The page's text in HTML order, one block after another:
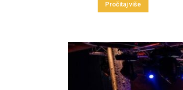
Pročitaj više